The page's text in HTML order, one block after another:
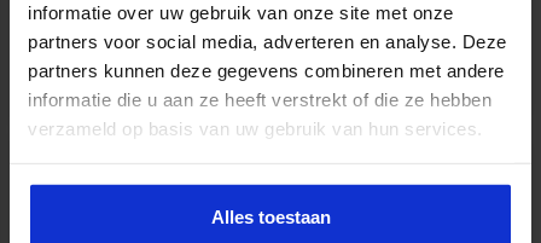
informatie over uw gebruik van onze site met onze
partners voor social media, adverteren en analyse. Deze
partners kunnen deze gegevens combineren met andere
informatie die u aan ze heeft verstrekt of die ze hebben
verzameld op basis van uw gebruik van hun services.
Alles toestaan
AI voor de assistant
Meer weten?